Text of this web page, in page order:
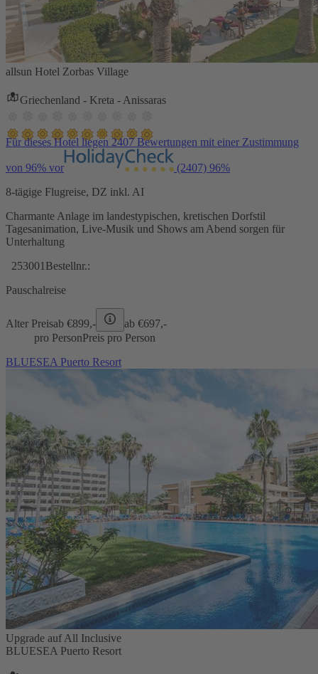
allsun Hotel Zorbas Village
Griechenland - Kreta - Anissaras
Für dieses Hotel liegen 2407 Bewertungen mit einer Zustimmung
von 96% vor (2407) 96%
8-tägige Flugreise, DZ inkl. AI
Charmante Anlage im landestypischen, kretischen Dorfstil
Tagesanimation, Live-Musik und Shows am Abend sorgen für
Unterhaltung
253001 Bestellnr.:
Pauschalreise
Alter Preisab €899,- ab €697,-
pro PersonPreis pro Person
BLUESEA Puerto Resort
Upgrade auf All Inclusive
BLUESEA Puerto Resort